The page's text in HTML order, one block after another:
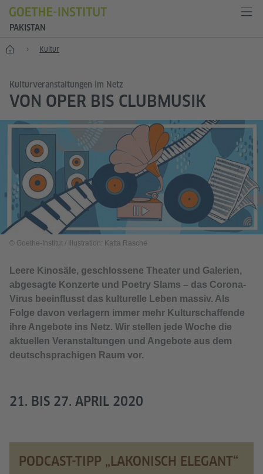
PAKISTAN
Start Kultur
Kulturveranstaltungen im Netz
VON OPER BIS CLUBMUSIK
© Goethe-Institut / Illustration: Katta Rasche
Leere Kinosäle, geschlossene Theater und Galerien,
abgesagte Konzerte und Poetry Slams – das Corona-
Virus beeinflusst das kulturelle Leben massiv. Als
Folge davon verlagern immer mehr Kulturschaffende
ihre Angebote ins Netz. Wir stellen jede Woche die
aktuellen Veranstaltungen und Angebote aus dem
deutschsprachigen Raum vor.
21. BIS 27. APRIL 2020
PODCAST-TIPP „LAKONISCH ELEGANT“